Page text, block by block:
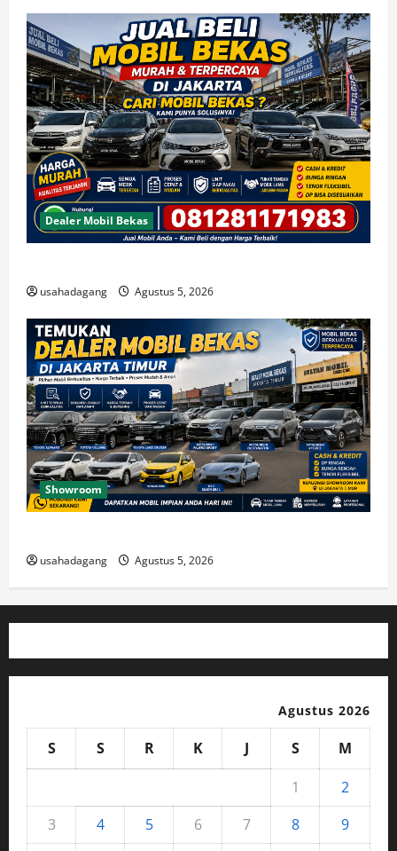
Dealer Mobil Bekas
usahadagang Agustus 5, 2026
Showroom
usahadagang Agustus 5, 2026
Agustus 2026
S S R K J S
M
1
2
3
4 5 6 7 8
9